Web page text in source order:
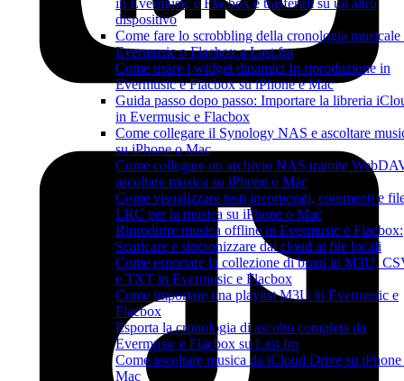
in Evermusic e Flacbox e trasferirli su un altro
dispositivo
Come fare lo scrobbling della cronologia musicale
Evermusic o Flacbox a Last.fm
Come usare i widget dinamici In riproduzione in
Evermusic e Flacbox su iPhone e Mac
Guida passo dopo passo: Importare la libreria
in Evermusic e Flacbox
Come collegare il Synology NAS e ascoltare
su iPhone o Mac
Come collegare un archivio NAS tramite
ascoltare musica su iPhone o Mac
Come visualizzare testi incorporati, commenti e
LRC per la musica su iPhone o Mac
Riprodurre musica offline in Evermusic e Flacbox:
Scaricare e sincronizzare dal cloud ai file locali
Come esportare la collezione di brani in M3U,
e TXT in Evermusic e Flacbox
Come importare una playlist M3U in Evermusic e
Flacbox
Esporta la cronologia di ascolto completa da
Evermusic e Flacbox su Last.fm
Come ascoltare musica da iCloud Drive su iPhone
Mac